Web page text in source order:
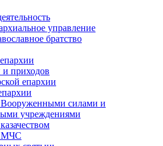
управление
братство
приходов
епархии
Вооруженными силами и
учреждениями
МЧС